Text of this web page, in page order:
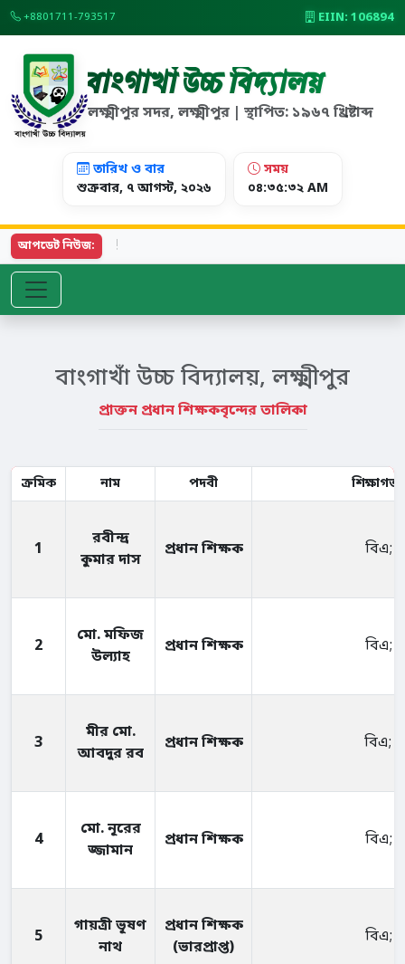
+8801711-793517 EIIN: 106894
বাংগাখাঁ উচ্চ বিদ্যালয়
লক্ষ্মীপুর সদর, লক্ষ্মীপুর | স্থাপিত: ১৯৬৭ খ্রিষ্টাব্দ
তারিখ ও বার
শুক্রবার, ৭ আগস্ট, ২০২৬
সময়
০৪:৩৫:৩২ AM
আপডেট নিউজ:
বাংগাখাঁ উচ্চ বিদ্যালয়, লক্ষ্মীপুর
প্রাক্তন প্রধান শিক্ষকবৃন্দের তালিকা
ক্রমিক নাম পদবী শিক্ষাগত
1
রবীন্দ্র
কুমার দাস
প্রধান শিক্ষক বিএ;
2
মো. মফিজ
উল্যাহ
প্রধান শিক্ষক বিএ;
3
মীর মো.
আবদুর রব
প্রধান শিক্ষক বিএ;
4
মো. নূরের
জ্জামান
প্রধান শিক্ষক বিএ;
5
গায়ত্রী ভূষণ
নাথ
প্রধান শিক্ষক
(ভারপ্রাপ্ত)
বিএ;